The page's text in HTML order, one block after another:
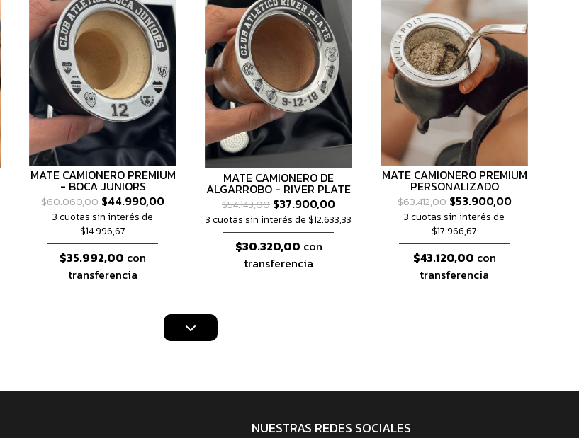
MATE CAMIONERO PREMIUM
- BOCA JUNIORS
$60.060,00 $44.990,00
3 cuotas sin interés de
$14.996,67
$35.992,00 con
transferencia
MATE CAMIONERO DE
ALGARROBO - RIVER PLATE
$54.143,00 $37.900,00
3 cuotas sin interés de $12.633,33
$30.320,00 con
transferencia
MATE CAMIONERO PREMIUM
PERSONALIZADO
$63.412,00$53.900,00
3 cuotas sin interés de
$17.966,67
$43.120,00 con
transferencia
NUESTRAS REDES SOCIALES